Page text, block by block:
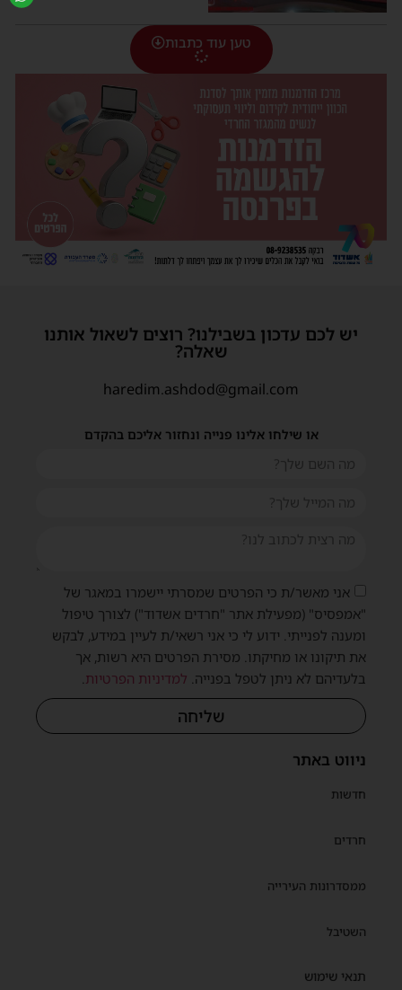
טען עוד כתבות
ניווט באתר
חדשות
חרדים
ממסדרונות העירייה
השטיבל
תנאי שימוש
יש לכם עדכון בשבילנו? רוצים לשאול אותנו
שאלה?
haredim.ashdod@gmail.com
או שילחו אלינו פנייה ונחזור אליכם בהקדם
אני מאשר/ת כי הפרטים שמסרתי יישמרו במאגר של
"אמפסיס" (מפעילת אתר "חרדים אשדוד") לצורך טיפול
ומענה לפנייתי. ידוע לי כי אני רשאי/ת לעיין במידע, לבקש
את תיקונו או מחיקתו. מסירת הפרטים היא רשות, אך
בלעדיהם לא ניתן לטפל בפנייה. למדיניות הפרטיות
שליחה